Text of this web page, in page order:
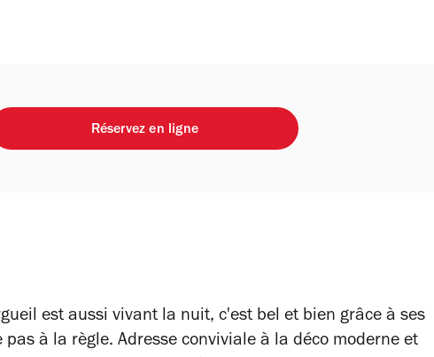
Réservez en ligne
est aussi vivant la nuit, c'est bel et bien grâce à ses
à la règle. Adresse conviviale à la déco moderne et